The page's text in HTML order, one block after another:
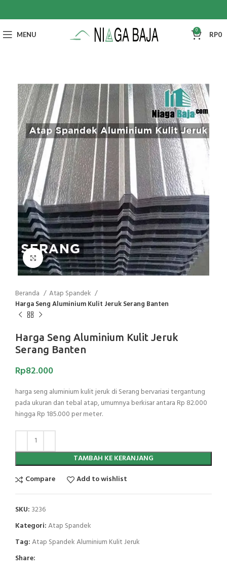
MENU 0 RP0
Click to enlarge
Beranda
Atap Spandek
Harga Seng Aluminium Kulit Jeruk Serang Banten
Harga Seng Aluminium Kulit Jeruk
Serang Banten
Rp82.000
harga seng aluminium kulit jeruk di Serang bervariasi tergantung
pada ukuran dan tebal atap, umumnya berkisar antara Rp 82.000
hingga Rp 185.000 per meter.
TAMBAH KE KERANJANG
Compare
Add to wishlist
SKU: 3236
Kategori:Atap Spandek
Tag:Atap Spandek Aluminium Kulit Jeruk
Share: